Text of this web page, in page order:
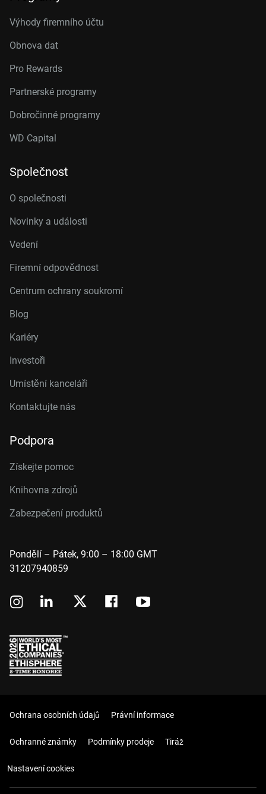
Výhody firemního účtu
Obnova dat
Pro Rewards
Partnerské programy
Dobročinné programy
WD Capital
Společnost
O společnosti
Novinky a události
Vedení
Firemní odpovědnost
Centrum ochrany soukromí
Blog
Kariéry
Investoři
Umístění kanceláří
Kontaktujte nás
Podpora
Získejte pomoc
Knihovna zdrojů
Zabezpečení produktů
Pondělí – Pátek, 9:00 – 18:00 GMT
31207940859
Ochrana osobních údajů Právní informace
Ochranné známky Podmínky prodeje Tiráž
Nastavení cookies